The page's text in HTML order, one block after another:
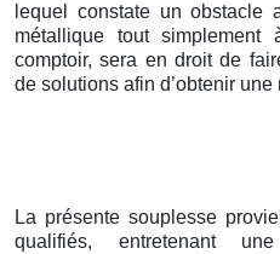
lequel constate un obstacle
métallique tout
comptoir, sera en droit de
de solutions afin d’obtenir
La présente souplesse
qualifiés, entretenant